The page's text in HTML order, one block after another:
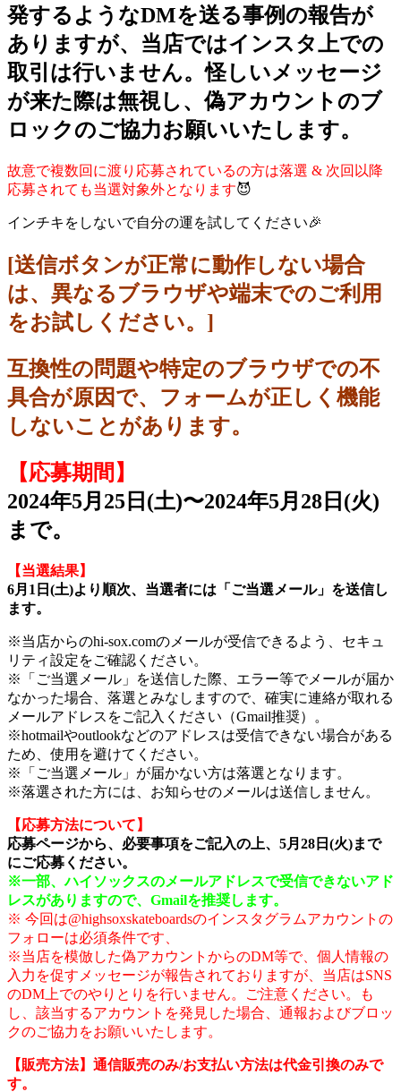
発するようなDMを送る事例の報告が
ありますが、当店ではインスタ上での
取引は行いません。怪しいメッセージ
が来た際は無視し、偽アカウントのブ
ロックのご協力お願いいたします。
故意で複数回に渡り応募されているの方は落選 & 次回以降
応募されても当選対象外となります😈
インチキをしないで自分の運を試してください🎉
[送信ボタンが正常に動作しない場合
は、異なるブラウザや端末でのご利用
をお試しください。]
互換性の問題や特定のブラウザでの不
具合が原因で、フォームが正しく機能
しないことがあります。
【応募期間】
2024年5月25日(土)〜2024年5月28日(火)
まで。
【当選結果】
6月1 日(土)より順次、当選者には「ご当選メール」を送信し
ます。
※当店からのhi-sox.comのメールが受信できるよう、セキュ
リティ設定をご確認ください。
※「ご当選メール」を送信した際、エラー等でメールが届か
なかった場合、落選とみなしますので、確実に連絡が取れる
メールアドレスをご記入ください（Gmail推奨）。
※hotmailやoutlookなどのアドレスは受信できない場合がある
ため、使用を避けてください。
※「ご当選メール」が届かない方は落選となります。
※落選された方には、お知らせのメールは送信しません。
【応募方法について】
応募ページから、必要事項をご記入の上、5月28日(火)まで
にご応募ください。
※一部、ハイソックスのメールアドレスで受信できないアド
レスがありますので、Gmailを推奨します。
※ 今回は@highsoxskateboardsのインスタグラムアカウントの
フォローは必須条件です、
※当店を模倣した偽アカウントからのDM等で、個人情報の
入力を促すメッセージが報告されておりますが、当店はSNS
のDM上でのやりとりを行いません。ご注意ください。も
し、該当するアカウントを発見した場合、通報およびブロッ
クのご協力をお願いいたします。
【販売方法】通信販売のみ/お支払い方法は代金引換のみで
す。